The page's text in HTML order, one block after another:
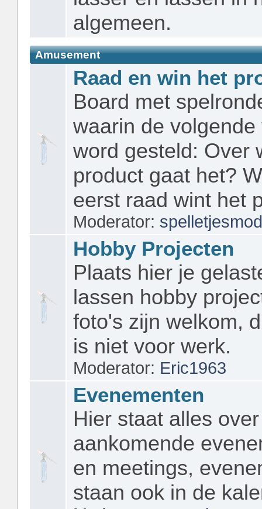
algemeen.
Amusement
Raad en win het
Board met
waarin de volgende
word gesteld: Over
product gaat het?
eerst raad wint het
Moderator:
Hobby Projecten
Plaats hier je
lassen hobby
foto's zijn welkom,
is niet voor werk.
Moderator: Eric1963
Evenementen
Hier staat alles over
aankomende
en meetings,
staan ook in de